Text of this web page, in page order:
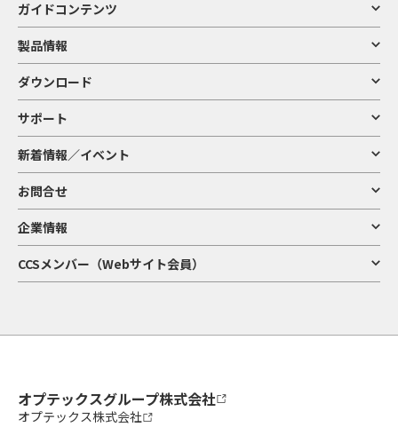
ガイドコンテンツ
製品情報
ダウンロード
サポート
新着情報／イベント
お問合せ
企業情報
CCSメンバー（Webサイト会員）
オプテックスグループ株式会社
オプテックス株式会社